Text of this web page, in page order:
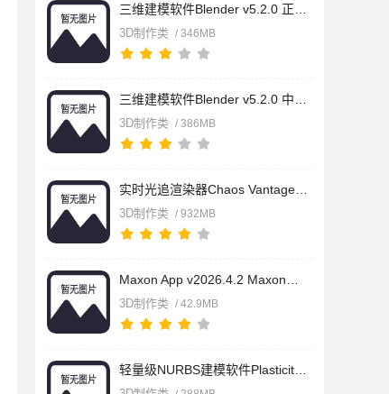
3D制作类 / 346MB
3D制作类 / 386MB
3D制作类 / 932MB
3D制作类 / 42.9MB